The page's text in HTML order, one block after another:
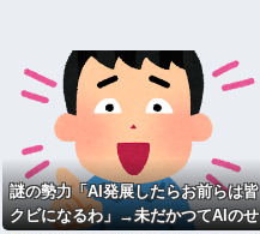
謎の勢力「AI発展したらお前らは皆
クビになるわ」→未だかつてAIのせ